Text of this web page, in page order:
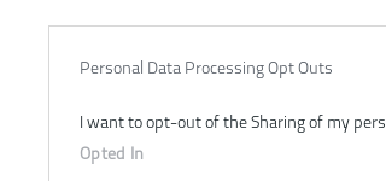
Personal Data Processing Opt Outs
I want to opt-out of the Sharing of my
Opted In